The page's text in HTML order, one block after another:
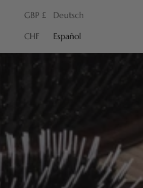
GBP £
CHF
Deutsch
Español